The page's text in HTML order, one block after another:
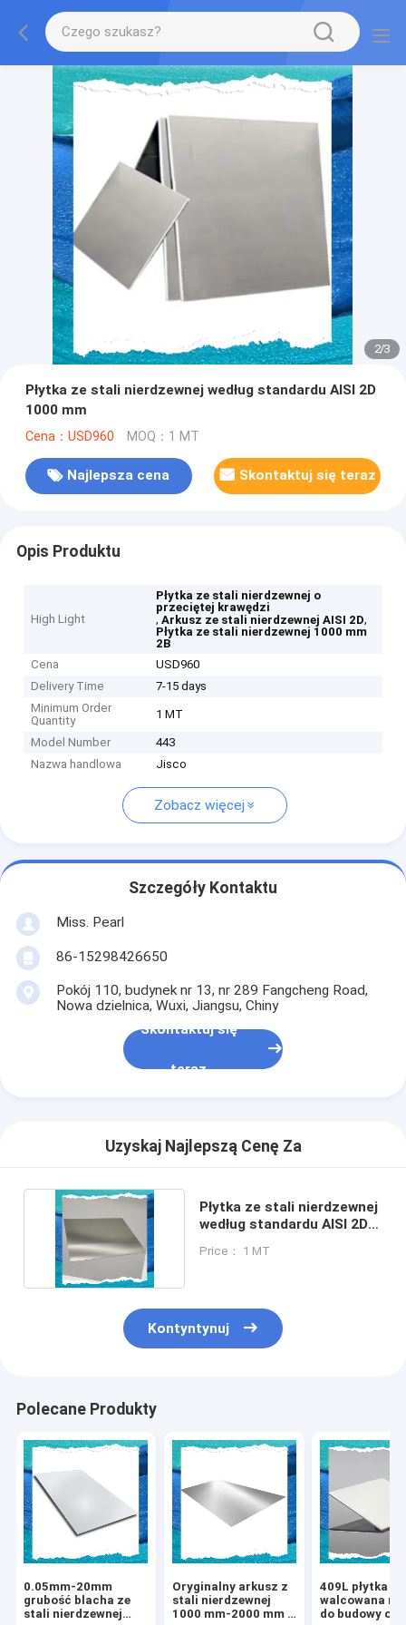
2/3
Płytka ze stali nierdzewnej według standardu AISI 2D
1000 mm
Cena：USD960 MOQ：1 MT
Najlepsza cena Skontaktuj się teraz
Opis Produktu
High Light
Płytka ze stali nierdzewnej o
przeciętej krawędzi
,Arkusz ze stali nierdzewnej AISI 2D,
Płytka ze stali nierdzewnej 1000 mm
2B
Cena
USD960
Delivery Time
7-15 days
Minimum Order
Quantity
1 MT
Model Number
443
Nazwa handlowa
Jisco
Zobacz więcej
Szczegóły Kontaktu
Miss. Pearl
86-15298426650
Pokój 110, budynek nr 13, nr 289 Fangcheng Road,
Nowa dzielnica, Wuxi, Jiangsu, Chiny
Skontaktuj się
teraz
Uzyskaj Najlepszą Cenę Za
Płytka ze stali nierdzewnej
według standardu AISI 2D
Price： 1 MT
Kontyntynuj
Polecane Produkty
0.05mm-20mm
grubość blacha ze
stali nierdzewnej
Oryginalny arkusz z
stali nierdzewnej
1000 mm-2000 mm z
409L płytka
walcowana na
do budowy o